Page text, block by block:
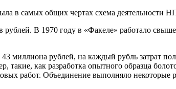
в самых общих чертах схема деятельности
В 1970 году в «Факеле» работало
миллиона рублей, на каждый рубль затрат
как разработка опытного образца
работ. Объединение выполняло некоторые